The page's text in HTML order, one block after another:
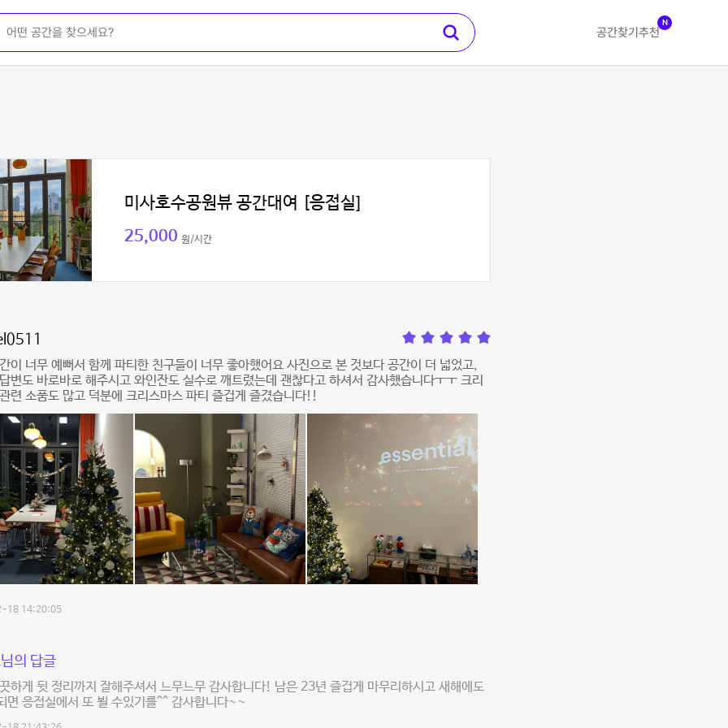
공간찾기 추천
N
미사호수공원뷰 공간대여 [응접실]
25,000 원/시간
이 너무 예뻐서 함께 파티한 친구들이 너무 좋아했어요 사진으로 본 것보다 공간이 더 넓었고,
변도 바로바로 해주시고 와인잔도 실수로 깨트렸는데 괜찮다고 하셔서 감사했습니다ㅜㅜ 크리
련 소품도 많고 덕분에 크리스마스 파티 즐겁게 즐겼습니다!!
18 14:20:05
의 답글
하게 뒷 정리까지 잘해주셔서 느무느무 감사합니다! 남은 23년 즐겁게 마무리하시고 새해에도
면 응접실에서 또 뵐 수있기를^^ 감사합니다~~